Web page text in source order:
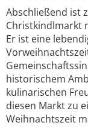
Abschließend ist
Christkindlmarkt
Er ist eine
historischem
kulinarischen
diesen Markt zu
Weihnachtszeit